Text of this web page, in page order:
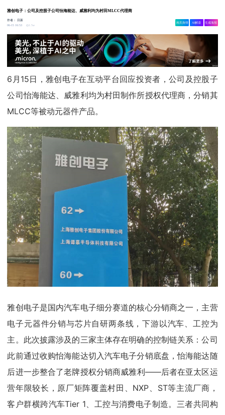
雅创电子：公司及控股子公司怡海能达、威雅利均为村田MLCC代理商
作者：
日新
06-15 16:53
1.5w
相关舆情 AI解读 生成海报
6月15日，雅创电子在互动平台回应投资者，公司及控股子
公司怡海能达、威雅利均为村田制作所授权代理商，分销其
MLCC等被动元器件产品。
雅创电子是国内汽车电子细分赛道的核心分销商之一，主营
电子元器件分销与芯片自研两条线，下游以汽车、工控为
主。此次披露涉及的三家主体存在明确的控制链关系：公司
此前通过收购怡海能达切入汽车电子分销底盘，怡海能达随
后进一步整合了老牌授权分销商威雅利——后者在亚太区运
营年限较长，原厂矩阵覆盖村田、NXP、ST等主流厂商，
客户群横跨汽车Tier 1、工控与消费电子制造。三者共同构